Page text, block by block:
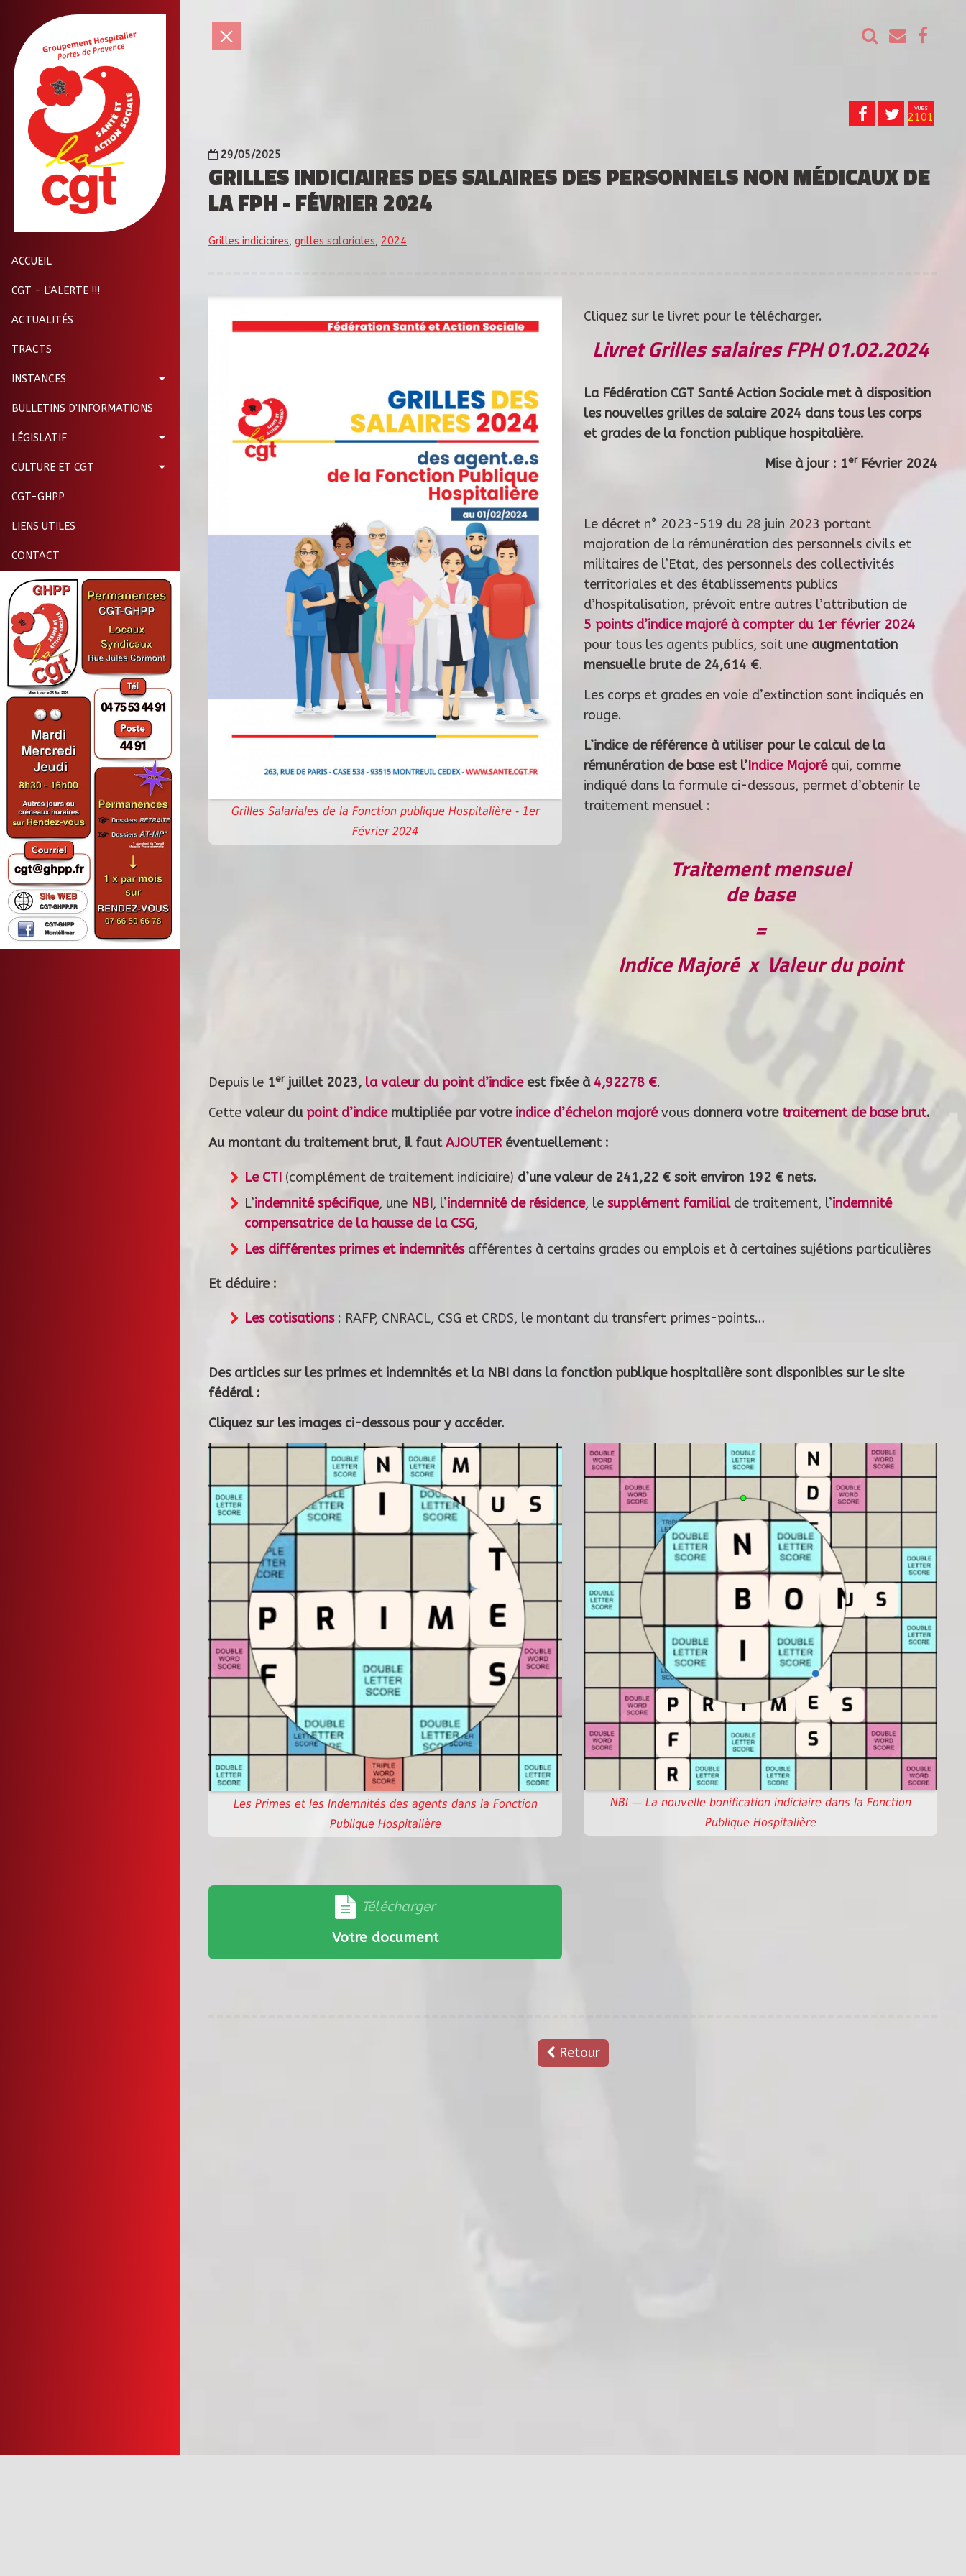
ACCUEIL
CGT - L'ALERTE !!!
ACTUALITÉS
TRACTS
INSTANCES
BULLETINS D'INFORMATIONS
LÉGISLATIF
CULTURE ET CGT
CGT-GHPP
LIENS UTILES
CONTACT
VUES
2101
29/05/2025
GRILLES INDICIAIRES DES SALAIRES DES PERSONNELS NON MÉDICAUX DE
LA FPH - FÉVRIER 2024
Grilles indiciaires, grilles salariales, 2024
Grilles Salariales de la Fonction publique Hospitalière - 1er
Février 2024
Cliquez sur le livret pour le télécharger.
Livret Grilles salaires FPH 01.02.2024
La Fédération CGT Santé Action Sociale met à disposition
les nouvelles grilles de salaire 2024 dans tous les corps
et grades de la fonction publique hospitalière.
Mise à jour : 1erFévrier 2024
Le décret n° 2023-519 du 28 juin 2023 portant
majoration de la rémunération des personnels civils et
militaires de l’Etat, des personnels des collectivités
territoriales et des établissements publics
d’hospitalisation, prévoit entre autres l’attribution de
5 points d’indice majoré à compter du 1er février 2024
pour tous les agents publics, soit une augmentation
mensuelle brute de 24,614 €.
Les corps et grades en voie d’extinction sont indiqués en
rouge.
L’indice de référence à utiliser pour le calcul de la
rémunération de base est l’Indice Majoré qui, comme
indiqué dans la formule ci-dessous, permet d’obtenir le
traitement mensuel :
Traitement mensuel
de base
=
Indice Majoré x Valeur du point
Depuis le 1erjuillet 2023, la valeur du point d’indice est fixée à4,92278 €.
Cette valeur du point d’indice multipliée par votre indice d’échelon majoré vous donnera votre traitement de base brut.
Au montant du traitement brut, il fautAJOUTERéventuellement :
Le CTI (complément de traitement indiciaire) d’une valeur de 241,22 € soit environ 192 € nets.
L’indemnité spécifique, une NBI, l’indemnité de résidence, le supplément familial de traitement, l’indemnité
compensatrice de la hausse de la CSG,
Les différentes primes et indemnitésafférentes à certains grades ou emplois et à certaines sujétions particulières
Et déduire :
Les cotisations: RAFP, CNRACL, CSG et CRDS, le montant du transfert primes-points…
Des articles sur les primes et indemnités et la NBI dans la fonction publique hospitalière sont disponibles sur le site
fédéral :
Cliquez sur les images ci-dessous pour y accéder.
Les Primes et les Indemnités des agents dans la Fonction
Publique Hospitalière
NBI — La nouvelle bonification indiciaire dans la Fonction
Publique Hospitalière
Télécharger
Votre document
Retour